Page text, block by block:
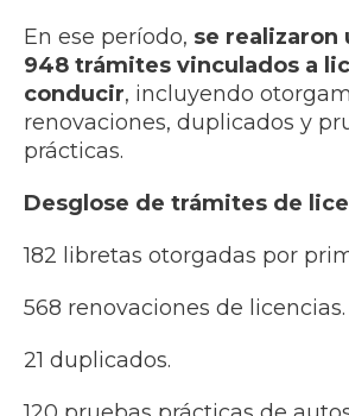
En ese período, se realizaron
948 trámites vinculados a
conducir, incluyendo
renovaciones, duplicados y
prácticas.
Desglose de trámites de
182 libretas otorgadas por
568 renovaciones de licencias.
21 duplicados.